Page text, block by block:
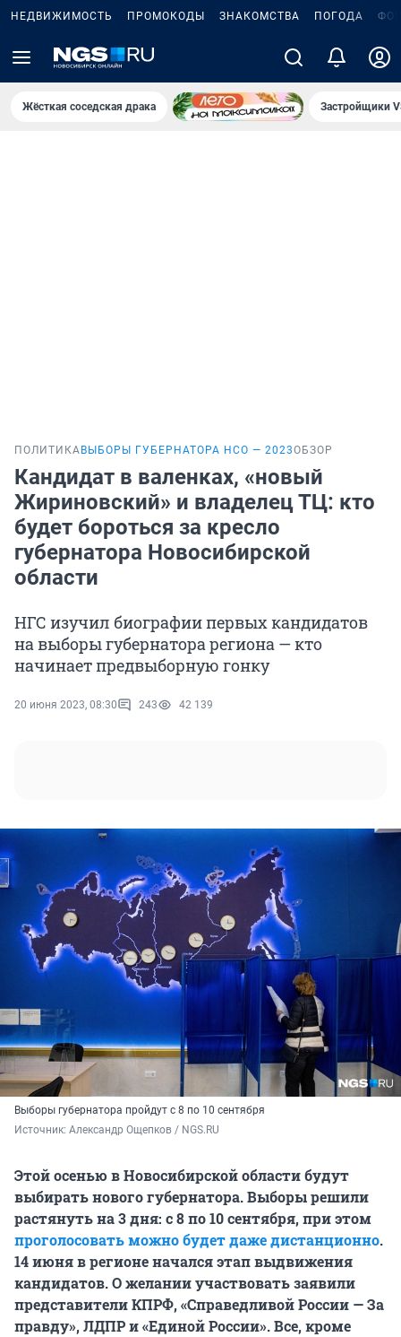
НЕДВИЖИМОСТЬ ПРОМОКОДЫ ЗНАКОМСТВА ПОГОДА
Жёсткая соседская драка Застройщики
ПОЛИТИКА ВЫБОРЫ ГУБЕРНАТОРА НСО — 2023ОБЗОР
Кандидат в валенках, «новый
Жириновский» и владелец ТЦ: кто
будет бороться за кресло
губернатора Новосибирской
области
НГС изучил биографии первых кандидатов
на выборы губернатора региона — кто
начинает предвыборную гонку
20 июня 2023, 08:30 243 42 139
Выборы губернатора пройдут с 8 по 10 сентября
Источник: Александр Ощепков / NGS.RU
Этой осенью в Новосибирской области будут
выбирать нового губернатора. Выборы решили
растянуть на 3 дня: с 8 по 10 сентября, при этом
проголосовать можно будет даже дистанционно.
14 июня в регионе начался этап выдвижения
кандидатов. О желании участвовать заявили
представители КПРФ, «Справедливой России — За
правду», ЛДПР и «Единой России». Все, кроме